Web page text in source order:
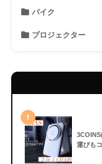
バイク
プロジェクター
1
運びも